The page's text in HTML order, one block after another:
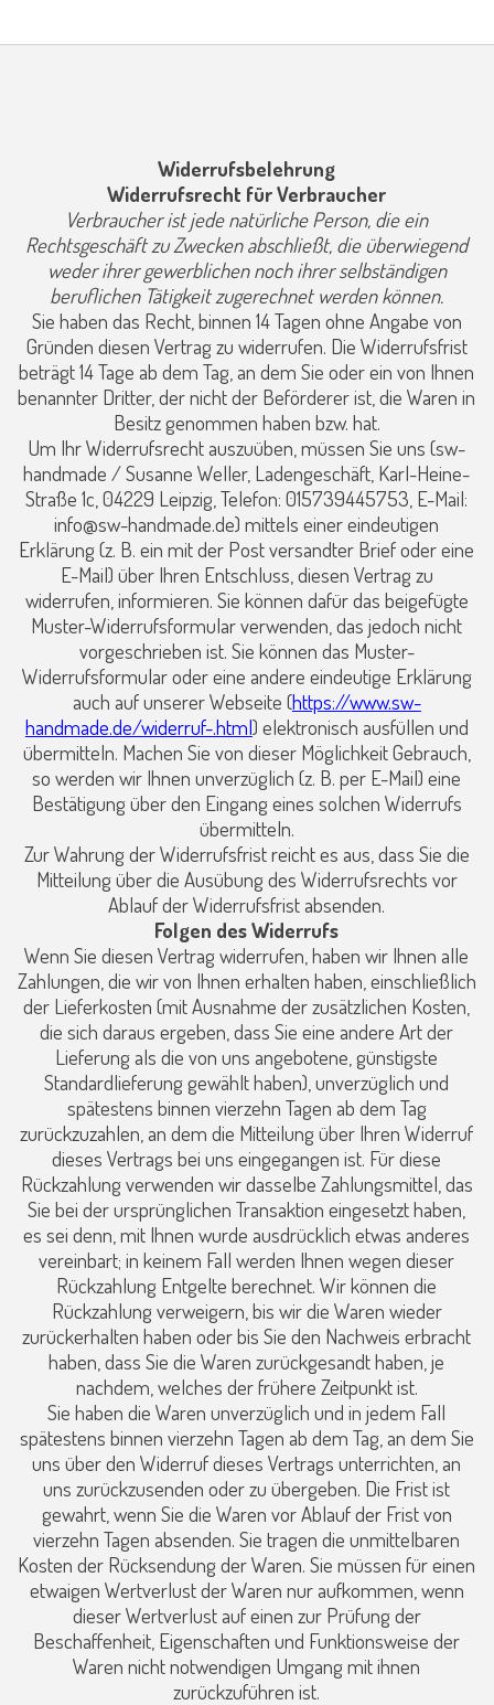
Widerrufsbelehrung
Widerrufsrecht für Verbraucher
Verbraucher ist jede natürliche Person, die ein
Rechtsgeschäft zu Zwecken abschließt, die überwiegend
weder ihrer gewerblichen noch ihrer selbständigen
beruflichen Tätigkeit zugerechnet werden können.
Sie haben das Recht, binnen 14 Tagen ohne Angabe von
Gründen diesen Vertrag zu widerrufen. Die Widerrufsfrist
beträgt 14 Tage ab dem Tag, an dem Sie oder ein von Ihnen
benannter Dritter, der nicht der Beförderer ist, die Waren in
Besitz genommen haben bzw. hat.
Um Ihr Widerrufsrecht auszuüben, müssen Sie uns (sw-
handmade / Susanne Weller, Ladengeschäft, Karl-Heine-
Straße 1c, 04229 Leipzig, Telefon: 015739445753, E-Mail:
info@sw-handmade.de) mittels einer eindeutigen
Erklärung (z. B. ein mit der Post versandter Brief oder eine
E-Mail) über Ihren Entschluss, diesen Vertrag zu
widerrufen, informieren. Sie können dafür das beigefügte
Muster-Widerrufsformular verwenden, das jedoch nicht
vorgeschrieben ist. Sie können das Muster-
Widerrufsformular oder eine andere eindeutige Erklärung
auch auf unserer Webseite (https://www.sw-
handmade.de/widerruf-.html) elektronisch ausfüllen und
übermitteln. Machen Sie von dieser Möglichkeit Gebrauch,
so werden wir Ihnen unverzüglich (z. B. per E-Mail) eine
Bestätigung über den Eingang eines solchen Widerrufs
übermitteln.
Zur Wahrung der Widerrufsfrist reicht es aus, dass Sie die
Mitteilung über die Ausübung des Widerrufsrechts vor
Ablauf der Widerrufsfrist absenden.
Folgen des Widerrufs
Wenn Sie diesen Vertrag widerrufen, haben wir Ihnen alle
Zahlungen, die wir von Ihnen erhalten haben, einschließlich
der Lieferkosten (mit Ausnahme der zusätzlichen Kosten,
die sich daraus ergeben, dass Sie eine andere Art der
Lieferung als die von uns angebotene, günstigste
Standardlieferung gewählt haben), unverzüglich und
spätestens binnen vierzehn Tagen ab dem Tag
zurückzuzahlen, an dem die Mitteilung über Ihren Widerruf
dieses Vertrags bei uns eingegangen ist. Für diese
Rückzahlung verwenden wir dasselbe Zahlungsmittel, das
Sie bei der ursprünglichen Transaktion eingesetzt haben,
es sei denn, mit Ihnen wurde ausdrücklich etwas anderes
vereinbart; in keinem Fall werden Ihnen wegen dieser
Rückzahlung Entgelte berechnet. Wir können die
Rückzahlung verweigern, bis wir die Waren wieder
zurückerhalten haben oder bis Sie den Nachweis erbracht
haben, dass Sie die Waren zurückgesandt haben, je
nachdem, welches der frühere Zeitpunkt ist.
Sie haben die Waren unverzüglich und in jedem Fall
spätestens binnen vierzehn Tagen ab dem Tag, an dem Sie
uns über den Widerruf dieses Vertrags unterrichten, an
uns zurückzusenden oder zu übergeben. Die Frist ist
gewahrt, wenn Sie die Waren vor Ablauf der Frist von
vierzehn Tagen absenden. Sie tragen die unmittelbaren
Kosten der Rücksendung der Waren. Sie müssen für einen
etwaigen Wertverlust der Waren nur aufkommen, wenn
dieser Wertverlust auf einen zur Prüfung der
Beschaffenheit, Eigenschaften und Funktionsweise der
Waren nicht notwendigen Umgang mit ihnen
zurückzuführen ist.